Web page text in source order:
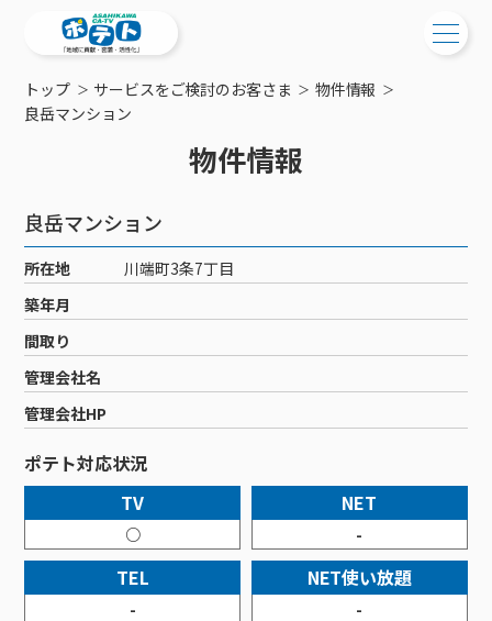
ご検討中の方
工事・配線について
新居をご検討中の方へ
ポテトを導入している集合住宅
物件情報
特典・キャンペーン
おトクな割引サービス
ご加入中の方
ご加入中のサービス確認・変更
WEBメール
サポートサービス
サポートサービストップ
リモートコール
回線速度測定
接続・設定⽅法
訪問サポート＆サポートパックサービス料⾦表
新着情報
メンテナンス・障害情報
ポテトからのプレゼント
イベントカレンダー
講座のご案内
サービス案内
サービス案内
ケーブルテレビ
ケーブルテレビトップ
チャンネル紹介
料⾦プラン
NHK衛星受信料団体⼀括⽀払
機器⼀覧
インターネット
インターネットトップ
料⾦プラン
Wi-Fiサービス
ポテトホーム防犯カメラ
オプションサービス
インターネットギガシェアプラン
固定電話
固定電話トップ
基本料⾦・通話料⾦
オプションサービス
auスマートバリュー
auまとめトーク
ポテトスマートフォントップ
料⾦プラン
機種⼀覧
オプションサービス
でんき
でんきトップ
ポラリンでんき×ポテト
ポテトでんき
暮らしを快適にするサービス
暮らしを快適にするサービストップ
ポテトライフメール
コミチャン
お困りの方はこちら
会社案内
メンテナンス
障害情報
トップ サービスをご検討のお客さま
物件情報
良岳マンション
物件情報
良岳マンション
所在地
川端町3条7丁目
築年月
間取り
管理会社名
管理会社HP
ポテト対応状況
TV
○
NET
-
TEL
-
NET使い放題
-